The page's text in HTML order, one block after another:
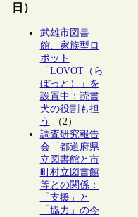
日）
武雄市図書
館、家族型ロ
ボット
「LOVOT（ら
ぼっと）」を
設置中：読書
犬の役割も担
う
（2）
調査研究報告
会「都道府県
立図書館と市
町村立図書館
等との関係：
「支援」と
「協力」の今